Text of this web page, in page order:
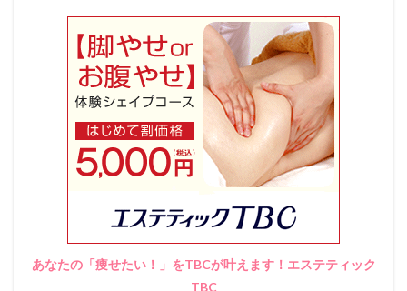
あなたの「痩せたい！」をTBCが叶えます！エステティック
TBC